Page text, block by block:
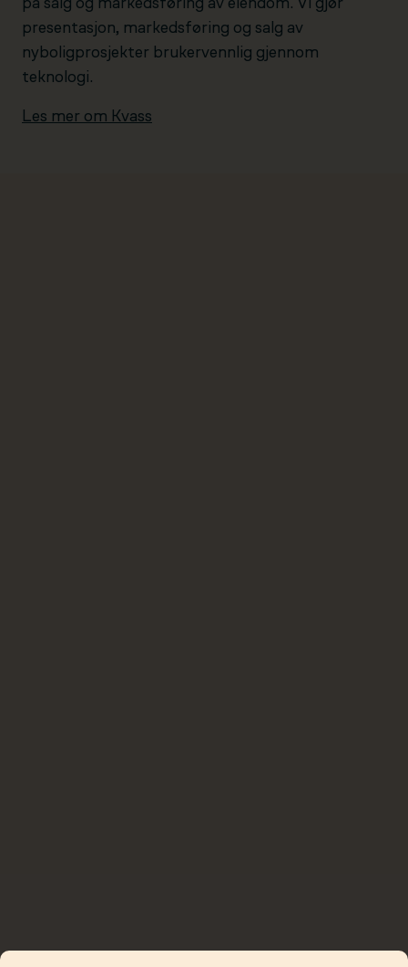
på salg og markedsføring av eiendom. Vi gjør
presentasjon, markedsføring og salg av
nyboligprosjekter brukervennlig gjennom
teknologi.
Les mer om Kvass